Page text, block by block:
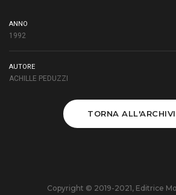
ANNO
1992
AUTORE
ACHILLE PEDUZZI
TORNA
Copyright © 2019-2021, Editrice